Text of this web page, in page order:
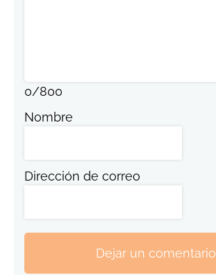
0/800
Nombre
Dirección de correo
Dejar un comentario